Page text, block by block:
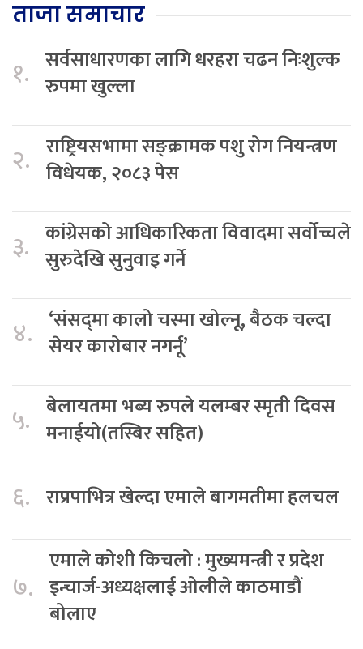
ताजा समाचार
१. सर्वसाधारणका लागि धरहरा चढन निःशुल्क
रुपमा खुल्ला
२. राष्ट्रियसभामा सङ्क्रामक पशु रोग नियन्त्रण
विधेयक, २०८३ पेस
३. कांग्रेसको आधिकारिकता विवादमा सर्वोच्चले
सुरुदेखि सुनुवाइ गर्ने
४. ‘संसद्‍मा कालो चस्मा खोल्नू, बैठक चल्दा
सेयर कारोबार नगर्नू’
५. बेलायतमा भब्य रुपले यलम्बर स्मृती दिवस
मनाईयो(तस्बिर सहित)
६. राप्रपाभित्र खेल्दा एमाले बागमतीमा हलचल
७.
एमाले कोशी किचलो : मुख्यमन्त्री र प्रदेश
इन्चार्ज-अध्यक्षलाई ओलीले काठमाडौं
बोलाए